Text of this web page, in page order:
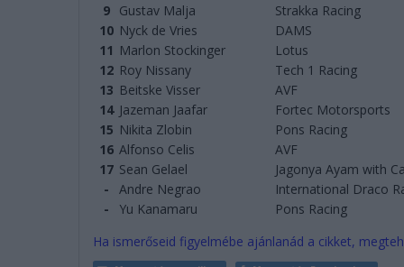
9
Gustav Malja Strakka Racing
10 Nyck de Vries DAMS
11 Marlon Stockinger Lotus
12 Roy Nissany Tech 1 Racing
13 Beitske Visser AVF
14 Jazeman Jaafar Fortec Motorsports
15 Nikita Zlobin Pons Racing
16 Alfonso Celis AVF
17 Sean Gelael Jagonya Ayam with
-
Andre Negrao International Draco
-
Yu Kanamaru Pons Racing
Ha ismerőseid figyelmébe ajánlanád a cikket,